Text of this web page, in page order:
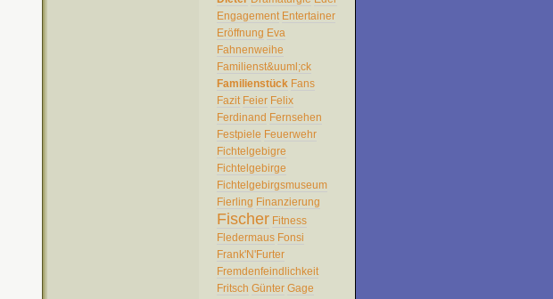
Engagement Entertainer
Eröffnung Eva
Fahnenweihe
Familienst&uuml;ck
Familienstück Fans
Fazit Feier Felix
Ferdinand Fernsehen
Festpiele Feuerwehr
Fichtelgebigre
Fichtelgebirge
Fichtelgebirgsmuseum
Fierling Finanzierung
Fischer Fitness
Fledermaus Fonsi
Frank'N'Furter
Fremdenfeindlichkeit
Fritsch Günter Gage